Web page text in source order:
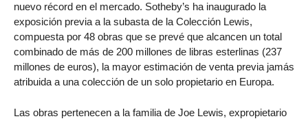
nuevo récord en el mercado. Sotheby’s ha inaugurado la
exposición previa a la subasta de la Colección Lewis,
compuesta por 48 obras que se prevé que alcancen un total
combinado de más de 200 millones de libras esterlinas (237
millones de euros), la mayor estimación de venta previa jamás
atribuida a una colección de un solo propietario en Europa.
Las obras pertenecen a la familia de Joe Lewis, expropietario